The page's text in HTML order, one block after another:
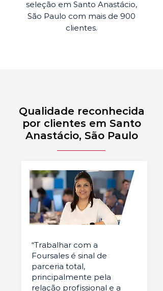
seleção em Santo Anastácio,
São Paulo com mais de 900
clientes.
Qualidade reconhecida
por clientes em Santo
Anastácio, São Paulo
“Trabalhar com a
Foursales é sinal de
parceria total,
principalmente pela
relação profissional e a